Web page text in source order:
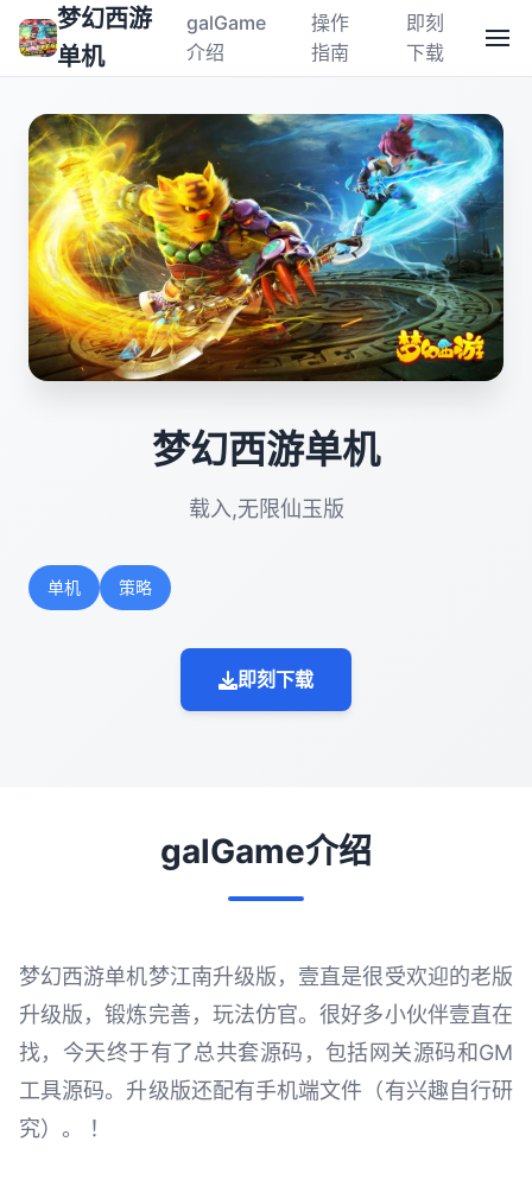
梦幻西游
单机
galGame
介绍
操作
指南
即刻
下载
梦幻西游单机
载入,无限仙玉版
单机 策略
即刻下载
galGame介绍
梦幻西游单机梦江南升级版，壹直是很受欢迎的老版
升级版，锻炼完善，玩法仿官。很好多小伙伴壹直在
找，今天终于有了总共套源码，包括网关源码和GM
工具源码。升级版还配有手机端文件（有兴趣自行研
究）。 ！